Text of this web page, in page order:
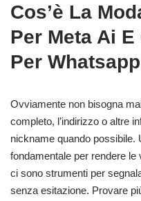
Cos’è La
Per Meta Ai
Per Whatsapp
Ovviamente non bisogna
completo, l’indirizzo o altre
nickname quando possibile.
fondamentale per rendere
ci sono strumenti per
senza esitazione. Provare